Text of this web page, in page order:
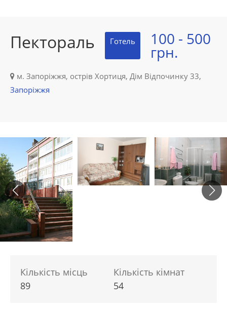
Пектораль Готель 100 - 500
грн.
м. Запоріжжя, острів Хортиця, Дім Відпочинку 33,
Запоріжжя
Кількість місць
89
Кількість кімнат
54